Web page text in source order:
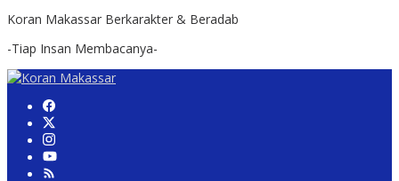
Koran Makassar Berkarakter & Beradab
-Tiap Insan Membacanya-